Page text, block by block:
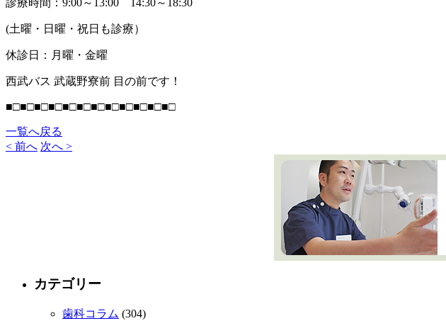
診療時間：9:00～13:00 14:30～18:30
(土曜・日曜・祝日も診療）
休診日：月曜・金曜
西武バス 武蔵野寮前 目の前です！
■□■□■□■□■□■□■□■□■□■□■□■□
一覧へ戻る
< 前へ 次へ >
カテゴリー
歯科コラム (304)